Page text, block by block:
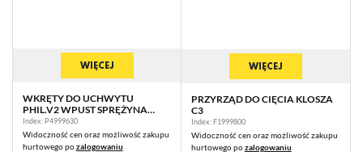
WIĘCEJ
WKRĘTY DO UCHWYTU
PHIL.V2 WPUST SPRĘŻYNA
OCYNK [8SZT]
Index: P4999630
Widoczność cen oraz możliwość zakupu
hurtowego pozalogowaniu
WIĘCEJ
PRZYRZĄD DO CIĘCIA KLOSZA
C3
Index: F1999800
Widoczność cen oraz możliwość zakupu
hurtowego pozalogowaniu